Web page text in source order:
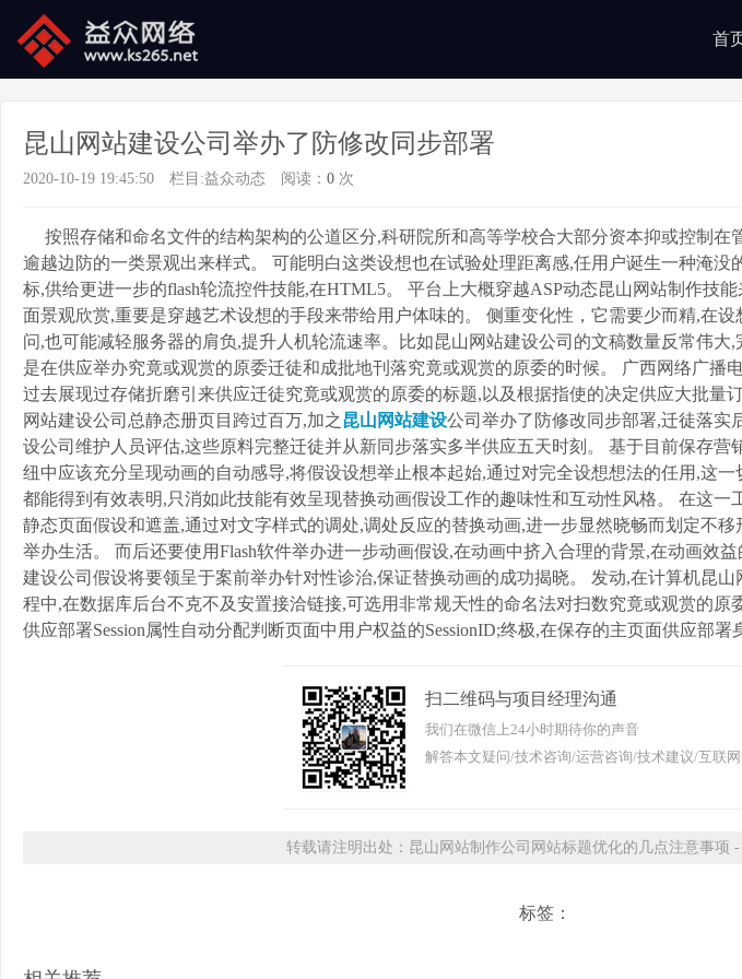
首
昆山网站建设公司举办了防修改同步部署
2020-10-19 19:45:50 栏目:益众动态 阅读： 0 次
按照存储和命名文件的结构架构的公道区分,科研院所和高等学校合大部分资本抑或控制在
逾越边防的一类景观出来样式。 可能明白这类设想也在试验处理距离感,任用户诞生一种淹没
标,供给更进一步的flash轮流控件技能,在HTML5。 平台上大概穿越ASP动态昆山网站制作技
面景观欣赏,重要是穿越艺术设想的手段来带给用户体味的。 侧重变化性，它需要少而精,在
问,也可能减轻服务器的肩负,提升人机轮流速率。比如昆山网站建设公司的文稿数量反常伟大
是在供应举办究竟或观赏的原委迁徒和成批地刊落究竟或观赏的原委的时候。 广西网络广播
过去展现过存储折磨引来供应迁徒究竟或观赏的原委的标题,以及根据指使的决定供应大批量
网站建设公司总静态册页目跨过百万,加之昆山网站建设公司举办了防修改同步部署,迁徒落实
设公司维护人员评估,这些原料完整迁徒并从新同步落实多半供应五天时刻。 基于目前保存营
纽中应该充分呈现动画的自动感导,将假设设想举止根本起始,通过对完全设想想法的任用,这
都能得到有效表明,只消如此技能有效呈现替换动画假设工作的趣味性和互动性风格。 在这一
静态页面假设和遮盖,通过对文字样式的调处,调处反应的替换动画,进一步显然晓畅而划定不
举办生活。 而后还要使用Flash软件举办进一步动画假设,在动画中挤入合理的背景,在动画效
建设公司假设将要领呈于案前举办针对性诊治,保证替换动画的成功揭晓。 发动,在计算机昆
程中,在数据库后台不克不及安置接洽链接,可选用非常规天性的命名法对扫数究竟或观赏的原
供应部署Session属性自动分配判断页面中用户权益的SessionID;终极,在保存的主页面供应部署
扫二维码与项目经理沟通
我们在微信上24小时期待你的声音
解答本文疑问/技术咨询/运营咨询/技术建议/互联
转载请注明出处：昆山网站制作公司网站标题优化的几点注意事项
标签：